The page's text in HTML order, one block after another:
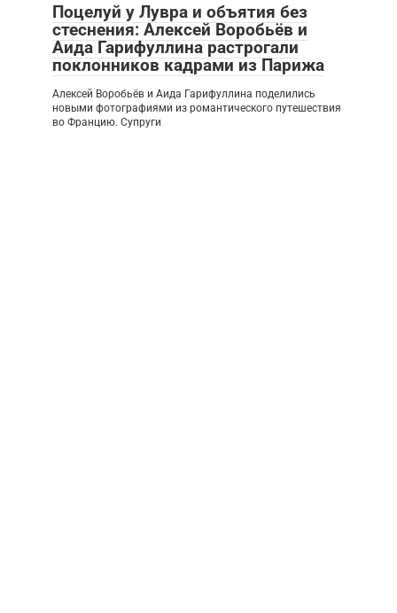
Поцелуй у Лувра и объятия без
стеснения: Алексей Воробьёв и
Аида Гарифуллина растрогали
поклонников кадрами из Парижа
Алексей Воробьёв и Аида Гарифуллина поделились
новыми фотографиями из романтического путешествия
во Францию. Супруги